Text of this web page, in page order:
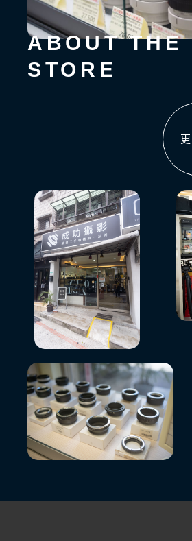
ABOUT THE
STORE